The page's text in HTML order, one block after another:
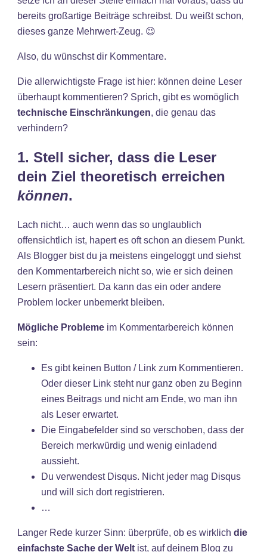
bereits großartige Beiträge schreibst. Du weißt schon,
dieses ganze Mehrwert-Zeug. 😉
Also, du wünschst dir Kommentare.
Die allerwichtigste Frage ist hier: können deine Leser
überhaupt kommentieren? Sprich, gibt es womöglich
technische Einschränkungen, die genau das
verhindern?
1. Stell sicher, dass die Leser
dein Ziel theoretisch erreichen
können.
Lach nicht… auch wenn das so unglaublich
offensichtlich ist, hapert es oft schon an diesem Punkt.
Als Blogger bist du ja meistens eingeloggt und siehst
den Kommentarbereich nicht so, wie er sich deinen
Lesern präsentiert. Da kann das ein oder andere
Problem locker unbemerkt bleiben.
Mögliche Probleme im Kommentarbereich können
sein:
Es gibt keinen Button / Link zum Kommentieren.
Oder dieser Link steht nur ganz oben zu Beginn
eines Beitrags und nicht am Ende, wo man ihn
als Leser erwartet.
Die Eingabefelder sind so verschoben, dass der
Bereich merkwürdig und wenig einladend
aussieht.
Du verwendest Disqus. Nicht jeder mag Disqus
und will sich dort registrieren.
…
Langer Rede kurzer Sinn: überprüfe, ob es wirklich die
einfachste Sache der Welt ist, auf deinem Blog zu